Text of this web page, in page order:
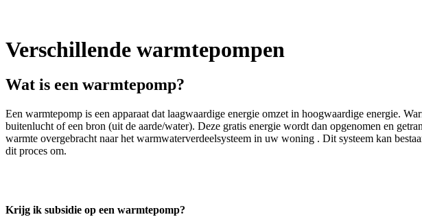
Verschillende warmtepompen
Wat is een warmtepomp?
Een warmtepomp is een apparaat dat laagwaardige energie omzet in hoogwaardige energie.
buitenlucht of een bron (uit de aarde/water). Deze gratis energie wordt dan opgenomen en
warmte overgebracht naar het warmwaterverdeelsysteem in uw woning . Dit systeem kan
dit proces om.
Krijg ik subsidie op een warmtepomp?